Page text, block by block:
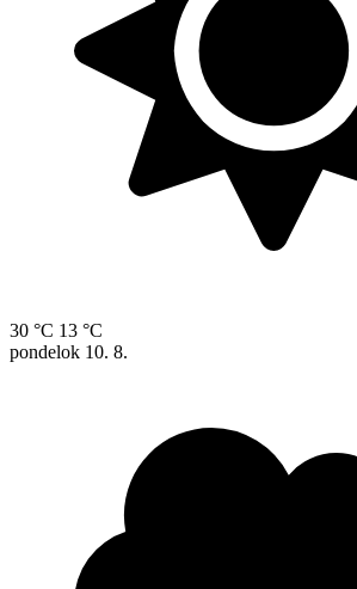
30 °C 13 °C
pondelok 10. 8.